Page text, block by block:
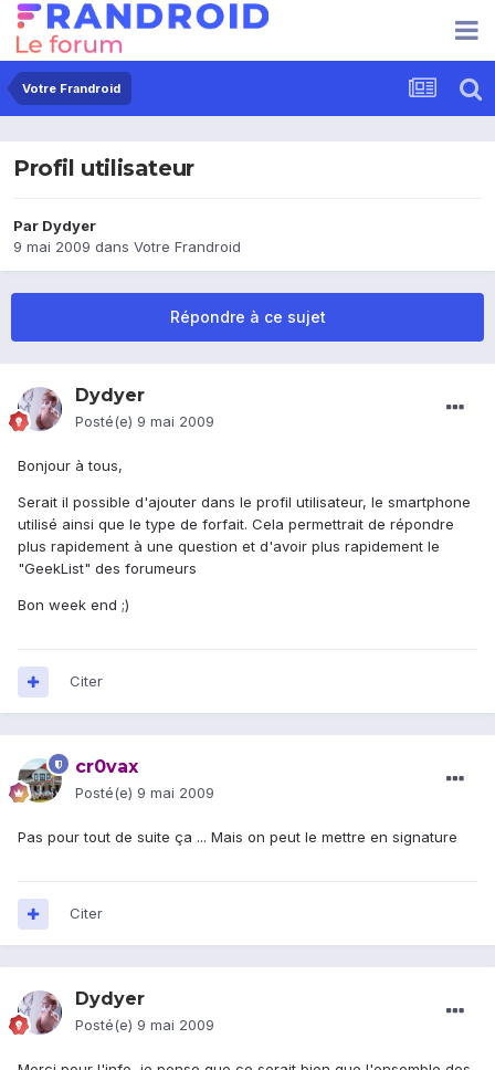
Votre Frandroid
Profil utilisateur
Par Dydyer
9 mai 2009 dans Votre Frandroid
Répondre à ce sujet
Dydyer
Posté(e) 9 mai 2009
Bonjour à tous,
Serait il possible d'ajouter dans le profil utilisateur, le smartphone
utilisé ainsi que le type de forfait. Cela permettrait de répondre
plus rapidement à une question et d'avoir plus rapidement le
"GeekList" des forumeurs
Bon week end ;)
Citer
cr0vax
Posté(e) 9 mai 2009
Pas pour tout de suite ça ... Mais on peut le mettre en signature
Citer
Dydyer
Posté(e) 9 mai 2009